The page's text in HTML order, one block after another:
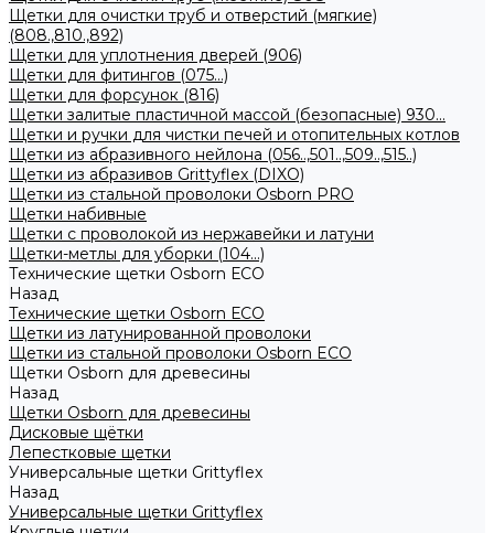
Щетки для очистки труб и отверстий (мягкие)
(808.,810.,892)
Щетки для уплотнения дверей (906)
Щетки для фитингов (075...)
Щетки для форсунок (816)
Щетки залитые пластичной массой (безопасные) 930...
Щетки и ручки для чистки печей и отопительных котлов
Щетки из абразивного нейлона (056..,501..,509..,515..)
Щетки из абразивов Grittyflex (DIXO)
Щетки из стальной проволоки Osborn PRO
Щетки набивные
Щетки с проволокой из нержавейки и латуни
Щетки-метлы для уборки (104...)
Технические щетки Osborn ЕСО
Назад
Технические щетки Osborn ЕСО
Щетки из латунированной проволоки
Щетки из стальной проволоки Osborn ECO
Щетки Osborn для древесины
Назад
Щетки Osborn для древесины
Дисковые щётки
Лепестковые щетки
Универсальные щетки Grittyflex
Назад
Универсальные щетки Grittyflex